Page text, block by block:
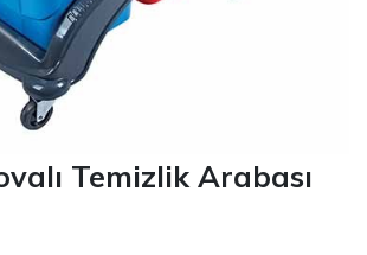
Temizlik Arabası